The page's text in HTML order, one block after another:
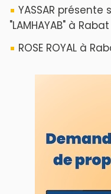
YASSAR
"LAMHAYAB" à Rabat
ROSE ROYAL à